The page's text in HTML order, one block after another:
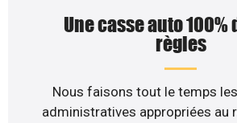
Une casse auto 100%
règles
Nous faisons tout le temps
administratives appropriées au